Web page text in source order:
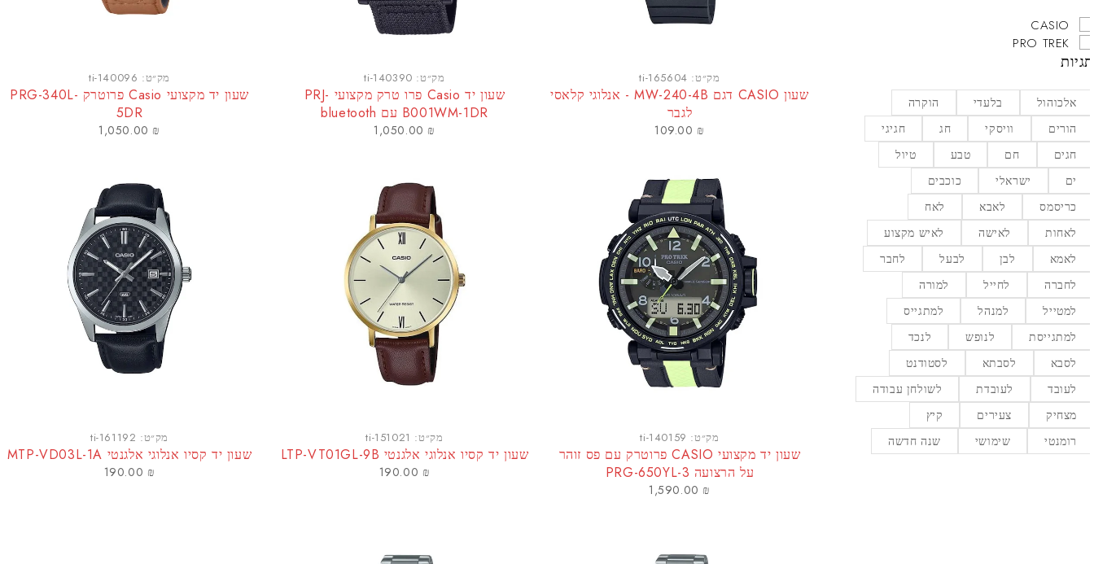
CASIO
PRO TREK
אלכוהול בלעדי
הוקרה
הורים
וויסקי חג
חגיגי
חגים
חם טבע
טיול
ים
ישראלי
כוכבים
כריסמס
לאבא
לאח
לאחות
לאישה
לאיש מקצוע
לאמא
לבן לבעל
לחבר
לחברה
לחייל
למורה
למטייל
למנהל
למתגייס
למתגייסת
לנופש
לנכד
לסבא
לסבתא
לסטודנט
לעובד
לעובדת
לשולחן עבודה
מצחיק
צעירים
קיץ
רומנטי
שימושי שנה חדשה
מק״ט: ti-165604
שעון CASIO דגם MW-240-4B - אנלוגי קלאסי
לגבר
109.00₪
מק״ט: ti-140390
שעון יד Casio פרו טרק מקצועי PRJ-
B001WM-1DR עם bluetooth
1,050.00₪
מק״ט: ti-140096
שעון יד מקצועי Casio פרוטרק PRG-340L-
5DR
1,050.00₪
מק״ט: ti-140159
שעון יד מקצועי CASIO פרוטרק עם פס זוהר
על הרצועה PRG-650YL-3
1,590.00₪
מק״ט: ti-151021
שעון יד קסיו אנלוגי אלגנטי LTP-VT01GL-9B
190.00₪
מק״ט: ti-161192
שעון יד קסיו אנלוגי אלגנטי MTP-VD03L-1A
190.00₪